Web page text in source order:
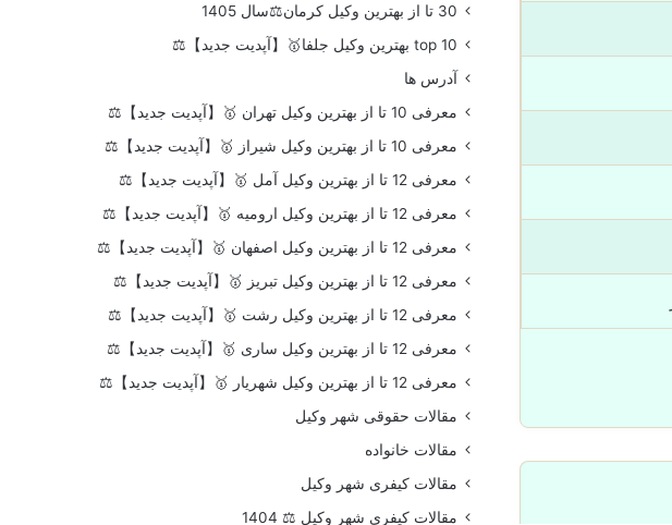
30 تا از بهترین وکیل کرمان⚖️سال 1405
top 10 بهترین وکیل جلفا🥇【آپدیت جدید】⚖️
آدرس ها
معرفی 10 تا از بهترین وکیل تهران 🥇【آپدیت جدید】⚖️
معرفی 10 تا از بهترین وکیل شیراز 🥇【آپدیت جدید】⚖️
معرفی 12 تا از بهترین وکیل آمل 🥇【آپدیت جدید】⚖️
معرفی 12 تا از بهترین وکیل ارومیه 🥇【آپدیت جدید】⚖️
معرفی 12 تا از بهترین وکیل اصفهان 🥇【آپدیت جدید】⚖️
معرفی 12 تا از بهترین وکیل تبریز 🥇【آپدیت جدید】⚖️
معرفی 12 تا از بهترین وکیل رشت 🥇【آپدیت جدید】⚖️
معرفی 12 تا از بهترین وکیل ساری 🥇【آپدیت جدید】⚖️
معرفی 12 تا از بهترین وکیل شهریار 🥇【آپدیت جدید】⚖️
مقالات حقوقی شهر وکیل
مقالات خانواده
مقالات کیفری شهر وکیل
مقالات کیفری شهر وکیل ⚖️ 1404